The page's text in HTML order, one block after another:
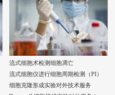
流式细胞术检测细胞凋亡
流式细胞仪进行细胞周期检测（PI）
细胞克隆形成实验对外技术服务